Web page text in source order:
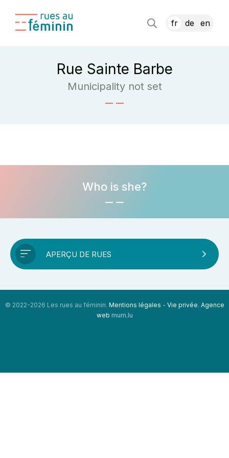
fr de en
Rue Sainte Barbe
Municipality not set
Who is she?
APERÇU DE RUES
© 2022-2026 Les rues au féminin. Mentions légales - Vie privée. Agence
web mum.lu